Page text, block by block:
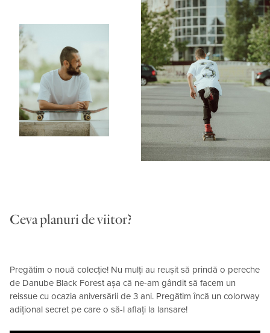
Ceva planuri de viitor?
Pregătim o nouă colecție! Nu mulți au reușit să prindă o pereche
de Danube Black Forest așa că ne-am gândit să facem un
reissue cu ocazia aniversării de 3 ani. Pregătim încă un colorway
adițional secret pe care o să-l aflați la lansare!